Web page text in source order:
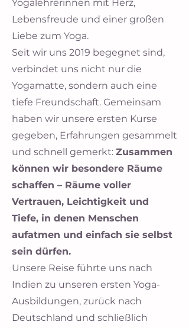
Yogalehrerinnen mit Herz,
Lebensfreude und einer großen
Liebe zum Yoga.
Seit wir uns 2019 begegnet sind,
verbindet uns nicht nur die
Yogamatte, sondern auch eine
tiefe Freundschaft. Gemeinsam
haben wir unsere ersten Kurse
gegeben, Erfahrungen gesammelt
und schnell gemerkt: Zusammen
können wir besondere Räume
schaffen – Räume voller
Vertrauen, Leichtigkeit und
Tiefe, in denen Menschen
aufatmen und einfach sie selbst
sein dürfen.
Unsere Reise führte uns nach
Indien zu unseren ersten Yoga-
Ausbildungen, zurück nach
Deutschland und schließlich